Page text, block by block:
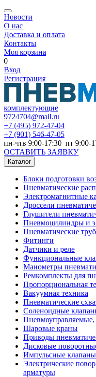
Новости
О нас
Доставка и оплата
Контакты
Моя корзина
0
Вход
Регистрация
комплектующие
9724704@mail.ru
+7 (495) 972-47-04
+7 (901) 546-47-05
пн-чтв 9:00-17:30 пт 9:00-
ОСТАВИТЬ ЗАЯВКУ
Каталог
Блоки подготовки
Пневматические
Электромагнитные
Дроссели
Глушители
Пневмоцилиндры и
Пневматические
Фитинги
Датчики и реле
Функциональные
Манометры
Ремкомплекты для
Пропорциональная
Вакуумная техника
Пневматические
Соленоидные
Шаровые краны
Приводы
Дисковые
Импульсные клапаны
Электрические
арматуры